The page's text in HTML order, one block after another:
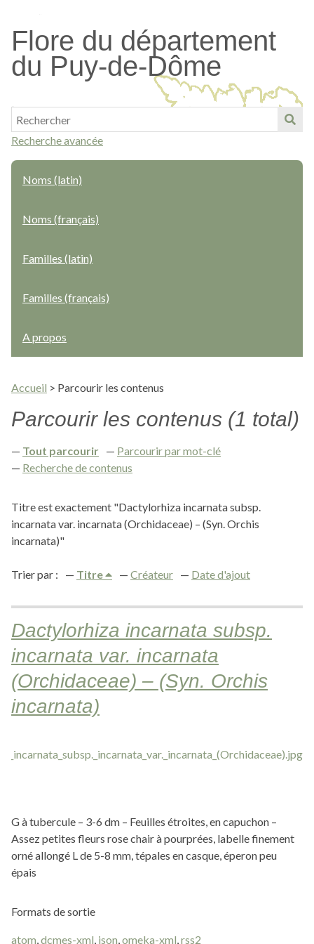
contenu
principal
Flore du département
du Puy-de-Dôme
Recherche avancée
Noms (latin)
Noms (français)
Familles (latin)
Familles (français)
A propos
Accueil > Parcourir les contenus
Parcourir les contenus (1 total)
Tout parcourir
Parcourir par mot-clé
Recherche de contenus
Titre est exactement "Dactylorhiza incarnata subsp.
incarnata var. incarnata (Orchidaceae) – (Syn. Orchis
incarnata)"
Trier par : Titre Créateur Date d'ajout
Dactylorhiza incarnata subsp.
incarnata var. incarnata
(Orchidaceae) – (Syn. Orchis
incarnata)
G à tubercule – 3-6 dm – Feuilles étroites, en capuchon –
Assez petites fleurs rose chair à pourprées, labelle finement
orné allongé L de 5-8 mm, tépales en casque, éperon peu
épais
Formats de sortie
atom,dcmes-xml, json,omeka-xml,rss2